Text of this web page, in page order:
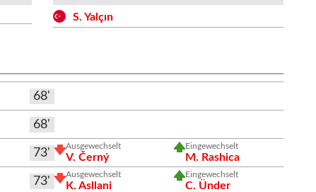
S. Yalçın
68'
68'
73'
Ausgewechselt
V. Černý
Eingewechselt
M. Rashica
73'
Ausgewechselt
K. Asllani
Eingewechselt
C. Ünder